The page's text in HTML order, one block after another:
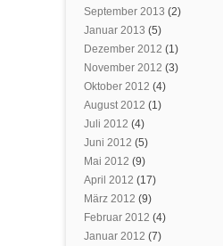
September 2013 (2)
Januar 2013 (5)
Dezember 2012 (1)
November 2012 (3)
Oktober 2012 (4)
August 2012 (1)
Juli 2012 (4)
Juni 2012 (5)
Mai 2012 (9)
April 2012 (17)
März 2012 (9)
Februar 2012 (4)
Januar 2012 (7)